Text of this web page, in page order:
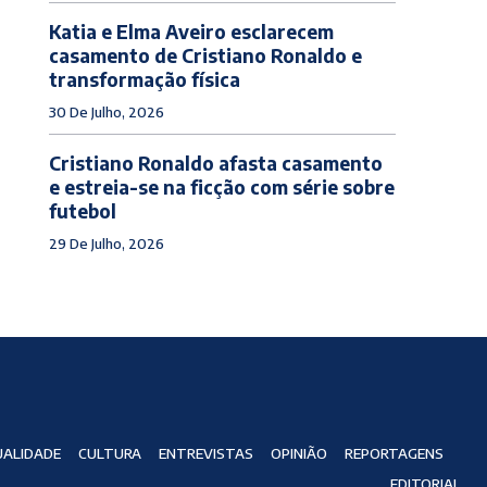
Katia e Elma Aveiro esclarecem
casamento de Cristiano Ronaldo e
transformação física
30 De Julho, 2026
Cristiano Ronaldo afasta casamento
e estreia-se na ficção com série sobre
futebol
29 De Julho, 2026
CULTURA ENTREVISTAS OPINIÃO
REPORTAGENS